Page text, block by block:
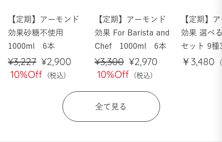
【定期】アーモンド
効果砂糖不使用
1000ml 6本
通
常
¥3,227 セ
ー
¥2,900
10%Off
【定期】アーモンド
効果 For Barista and
Chef 1000ml 6本
通
常
格
¥3,300 セ
ー
¥2,970
10%Off
【定期】
効果 選べ
セット 9種
￥3,480
全て見る